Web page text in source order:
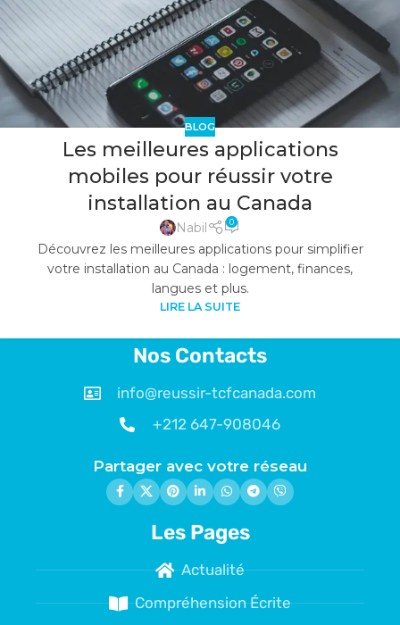
BLOG
Les meilleures applications
mobiles pour réussir votre
installation au Canada
Nabil 0
Découvrez les meilleures applications pour simplifier
votre installation au Canada : logement, finances,
langues et plus.
LIRE LA SUITE
Nos Contacts
info@reussir-tcfcanada.com
+212 647-908046
Partager avec votre réseau
Les Pages
Actualité
Compréhension Écrite